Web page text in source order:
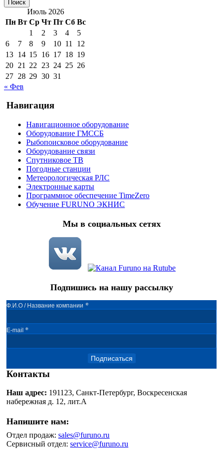
Июль 2026
Пн Вт Ср Чт Пт Сб Вс
1
2 3 4
5
6
7 8 9 10 11
12
13 14 15 16 17 18 19
20 21 22 23 24 25 26
27 28 29 30 31
« Фев
Навигация
Навигационное оборудование
Оборудование ГМССБ
Рыбопоисковое оборудование
Оборудование связи
Спутниковое ТВ
Погодные станции
Метеорологическая РЛС
Электронные карты
Программное обеспечение TimeZero
Обучение FURUNO ЭКНИС
Мы в социальных сетях
Подпишись на нашу рассылку
Ф.И.О / Название компании *
E-mail *
Подписаться
Контакты
Наш адрес: 191123, Санкт-Петербург, Воскресенская
набережная д. 12, лит.А
Напишите нам:
Отдел продаж:sales@furuno.ru
Сервисный отдел:service@furuno.ru